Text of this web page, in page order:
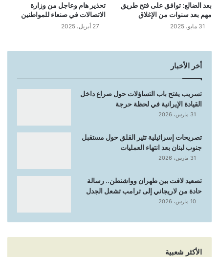
بعد الضالع: توافق على فتح طريق
مهم بعد سنوات من الإغلاق
31 مايو، 2025
تحذير هام وعاجل من وزارة
الاتصالات في صنعاء للمواطنين
27 أبريل، 2025
أخر الأخبار
تسريب يفتح باب التساؤلات حول صراع داخل
القيادة الإيرانية في لحظة حرجة
31 مارس، 2026
تصريحات إسرائيلية تثير القلق حول مستقبل
جنوب لبنان بعد انتهاء العمليات
31 مارس، 2026
تصعيد لافت بين طهران وواشنطن.. رسالة
حادة من لاريجاني إلى ترامب تشعل الجدل
10 مارس، 2026
الأكثر شعبية